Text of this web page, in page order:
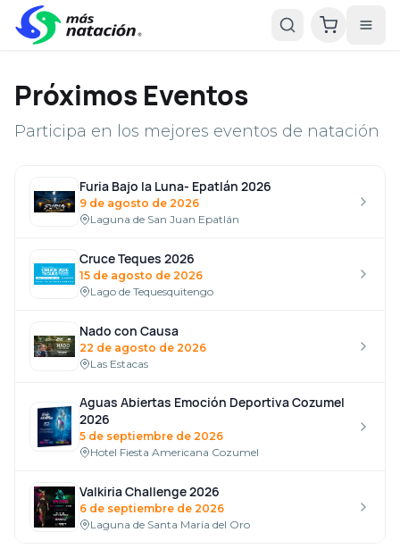
Próximos Eventos
Participa en los mejores eventos de natación
Furia Bajo la Luna- Epatlán 2026
9 de agosto de 2026
Laguna de San Juan Epatlán
Cruce Teques 2026
15 de agosto de 2026
Lago de Tequesquitengo
Nado con Causa
22 de agosto de 2026
Las Estacas
Aguas Abiertas Emoción Deportiva Cozumel
2026
5 de septiembre de 2026
Hotel Fiesta Americana Cozumel
Valkiria Challenge 2026
6 de septiembre de 2026
Laguna de Santa María del Oro